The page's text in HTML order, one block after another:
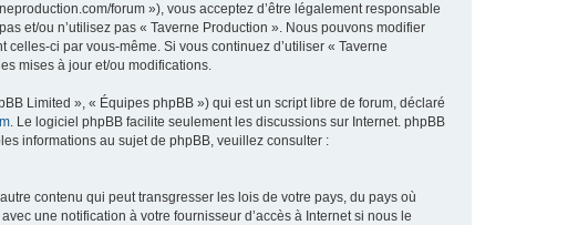
forum »), vous acceptez d’être légalement responsable
et/ou n’utilisez pas « Taverne Production ». Nous pouvons modifier
ci par vous-même. Si vous continuez d’utiliser « Taverne
mises à jour et/ou modifications.
Limited », « Équipes phpBB ») qui est un script libre de forum, déclaré
. Le logiciel phpBB facilite seulement les discussions sur Internet. phpBB
informations au sujet de phpBB, veuillez consulter :
contenu qui peut transgresser les lois de votre pays, du pays où
une notification à votre fournisseur d’accès à Internet si nous le